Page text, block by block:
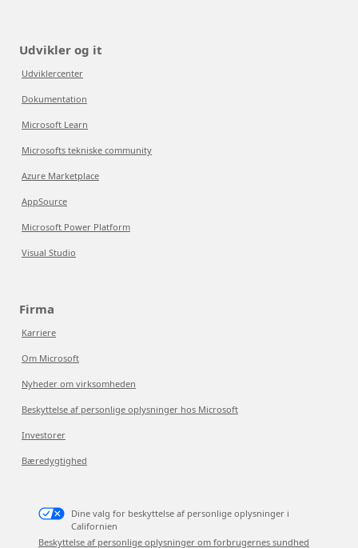
Udvikler og it
Udviklercenter
Dokumentation
Microsoft Learn
Microsofts tekniske community
Azure Marketplace
AppSource
Microsoft Power Platform
Visual Studio
Firma
Karriere
Om Microsoft
Nyheder om virksomheden
Beskyttelse af personlige oplysninger hos Microsoft
Investorer
Bæredygtighed
Dine valg for beskyttelse af personlige oplysninger i
Californien
Beskyttelse af personlige oplysninger om forbrugernes sundhed